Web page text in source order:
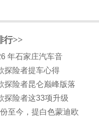
行>>
年石家庄汽车音
探险者提车心得
探险者昆仑巅峰版落
探险者这33项升级
至今，提白色蒙迪欧